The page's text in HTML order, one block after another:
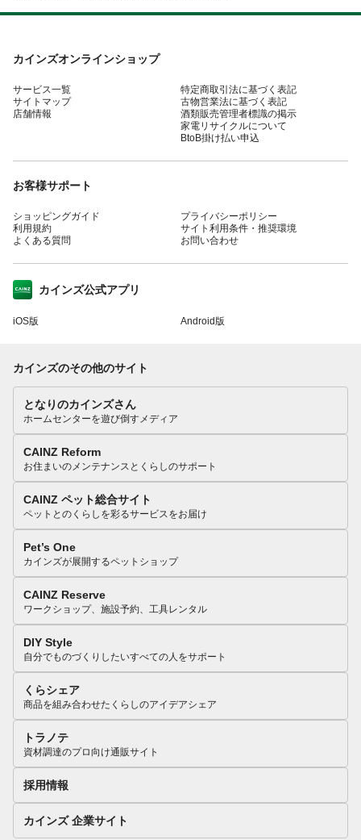
カインズオンラインショップ
サービス一覧
サイトマップ
店舗情報
特定商取引法に基づく表記
古物営業法に基づく表記
酒類販売管理者標識の掲示
家電リサイクルについて
BtoB掛け払い申込
お客様サポート
ショッピングガイド
利用規約
よくある質問
プライバシーポリシー
サイト利用条件・推奨環境
お問い合わせ
カインズ公式アプリ
iOS版 Android版
カインズのその他のサイト
となりのカインズさん
ホームセンターを遊び倒すメディア
CAINZ Reform
お住まいのメンテナンスとくらしのサポート
CAINZ ペット総合サイト
ペットとのくらしを彩るサービスをお届け
Pet’s One
カインズが展開するペットショップ
CAINZ Reserve
ワークショップ、施設予約、工具レンタル
DIY Style
自分でものづくりしたいすべての人をサポート
くらシェア
商品を組み合わせたくらしのアイデアシェア
トラノテ
資材調達のプロ向け通販サイト
採用情報
カインズ 企業サイト